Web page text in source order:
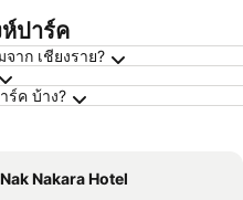
ปาร์ค
าก เชียงราย?
ร์ค บ้าง?
Nak Nakara Hotel